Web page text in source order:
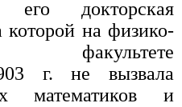
докторская
которой на физико-
факультете
г. не вызвала
математиков и